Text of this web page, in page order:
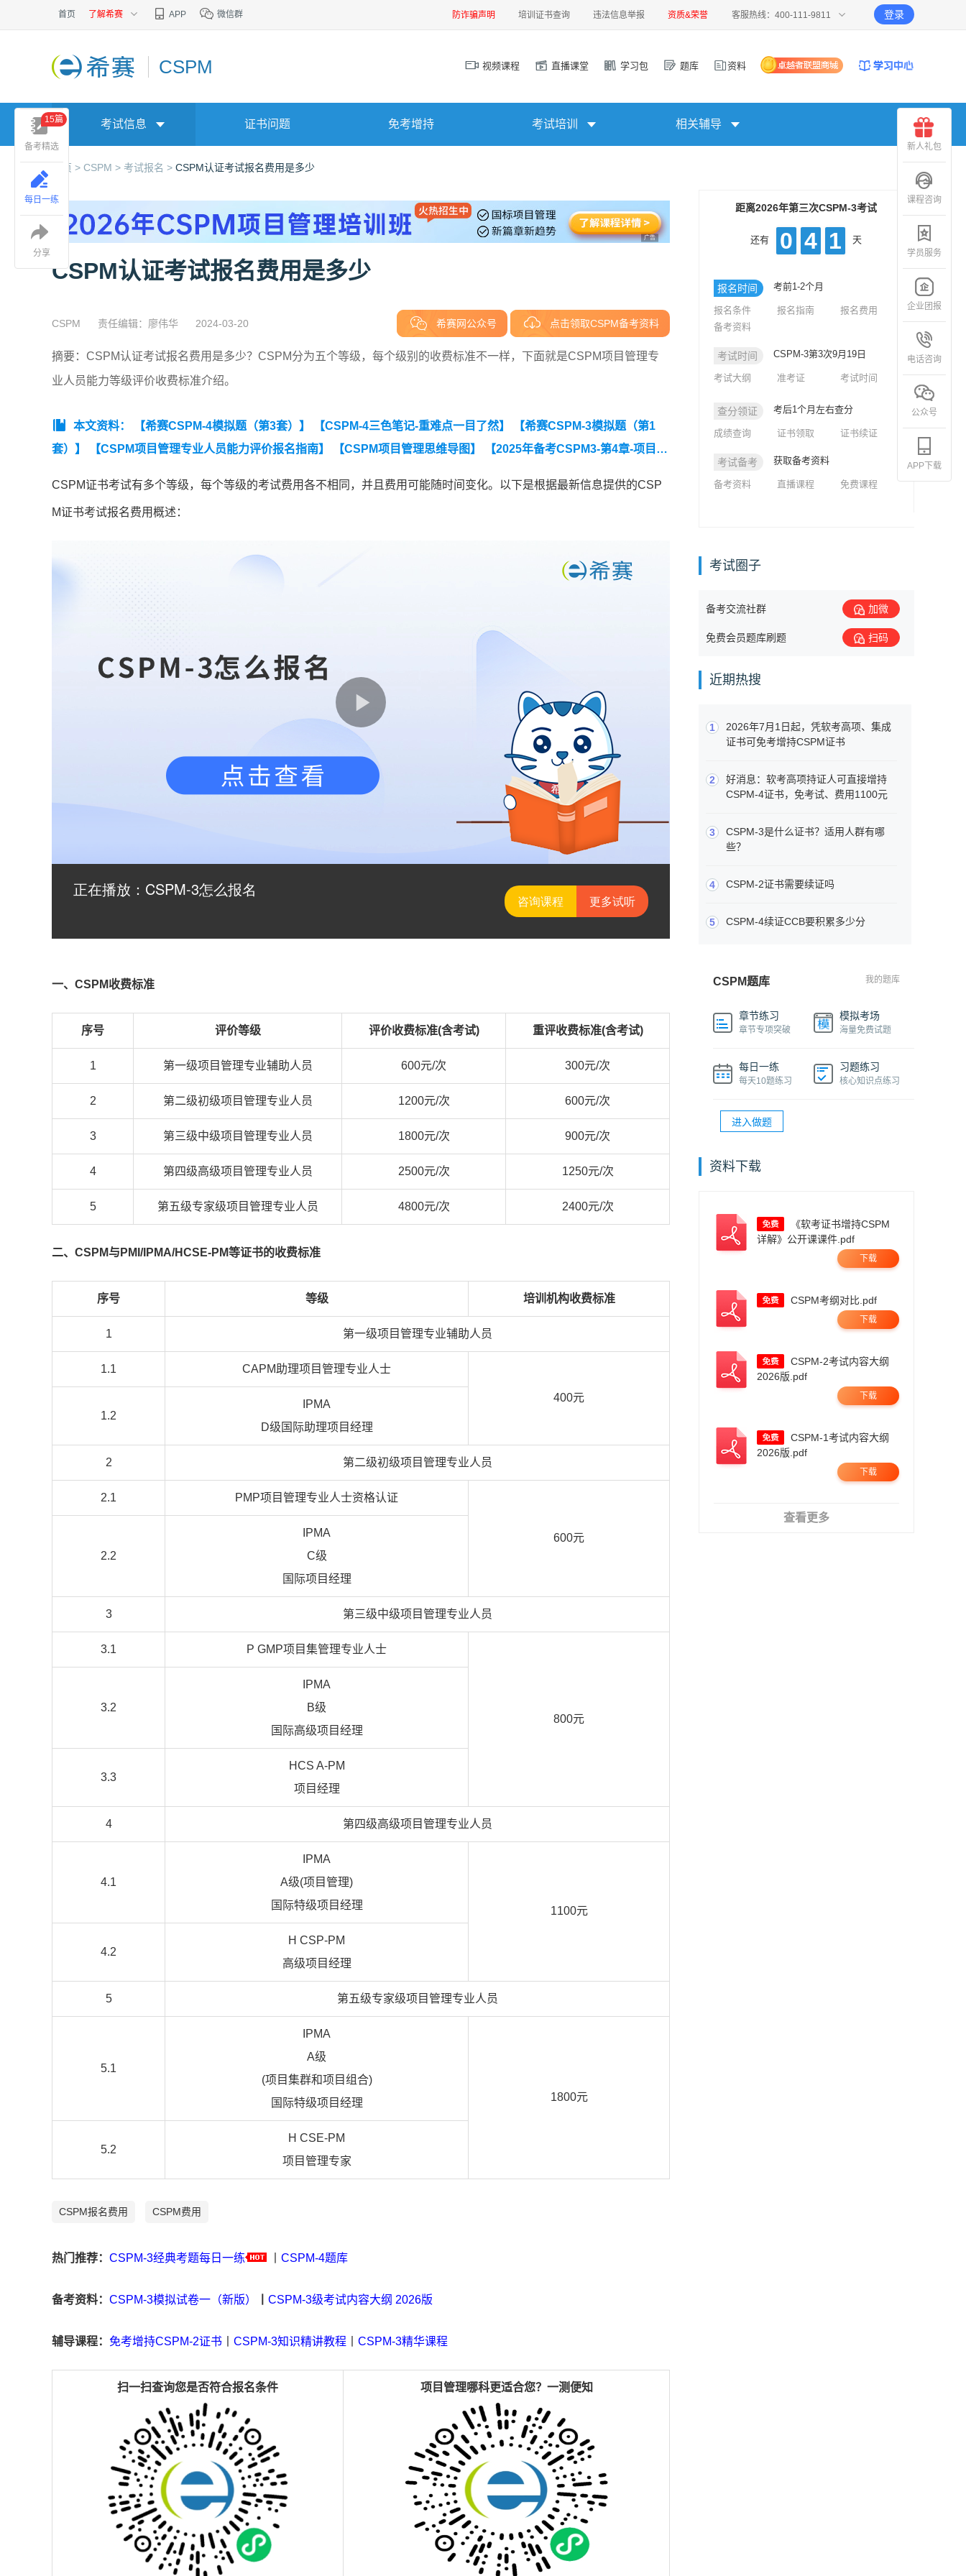
首页 了解希赛 APP 微信群 防诈骗声明 培训证书查询 违法信息举报 资质&荣誉 客服热线：400-111-9811 登录
CSPM 视频课程 直播课堂 学习包 题库 资料
考试信息 证书问题 免考增持 考试培训 相关辅导
首页 > CSPM > 考试报名 > CSPM认证考试报名费用是多少
广告
CSPM认证考试报名费用是多少
CSPM 责任编辑：廖伟华 2024-03-20 希赛网公众号 点击领取CSPM备考资料
摘要：CSPM认证考试报名费用是多少？CSPM分为五个等级，每个级别的收费标准不一样，下面就是CSPM项目管理专
业人员能力等级评价收费标准介绍。
本文资料： 【希赛CSPM-4模拟题（第3套）】 【CSPM-4三色笔记-重难点一目了然】
【希赛CSPM-3模拟题（第1
套）】
【CSPM项目管理专业人员能力评价报名指南】 【CSPM项目管理思维导图】
【2025年备考CSPM3-第4章-项目论
CSPM证书考试有多个等级，每个等级的考试费用各不相同，并且费用可能随时间变化。以下是根据最新信息提供的CSP
M证书考试报名费用概述：
一、CSPM收费标准
序号 评价等级 评价收费标准(含考试) 重评收费标准(含考试)
1 第一级项目管理专业辅助人员 600元/次 300元/次
2 第二级初级项目管理专业人员 1200元/次 600元/次
3 第三级中级项目管理专业人员 1800元/次 900元/次
4 第四级高级项目管理专业人员 2500元/次 1250元/次
5 第五级专家级项目管理专业人员 4800元/次 2400元/次
二、CSPM与PMI/IPMA/HCSE-PM等证书的收费标准
序号 等级 培训机构收费标准
1 第一级项目管理专业辅助人员
1.1 CAPM助理项目管理专业人士
400元
1.2
IPMA
D级国际助理项目经理
2 第二级初级项目管理专业人员
2.1 PMP项目管理专业人士资格认证
600元
2.2
IPMA
C级
国际项目经理
3 第三级中级项目管理专业人员
3.1 P GMP项目集管理专业人士
800元
3.2
IPMA
B级
国际高级项目经理
3.3
HCS A-PM
项目经理
4 第四级高级项目管理专业人员
4.1
IPMA
A级(项目管理)
国际特级项目经理
1100元
4.2
H CSP-PM
高级项目经理
5 第五级专家级项目管理专业人员
5.1
IPMA
A级
(项目集群和项目组合)
国际特级项目经理
1800元
5.2
H CSE-PM
项目管理专家
CSPM报名费用 CSPM费用
热门推荐： CSPM-3经典考题每日一练 CSPM-4题库
备考资料： CSPM-3模拟试卷一（新版） CSPM-3级考试内容大纲 2026版
辅导课程： 免考增持CSPM-2证书 CSPM-3知识精讲教程 CSPM-3精华课程
扫一扫查询您是否符合报名条件 项目管理哪科更适合您？一测便知
距离2026年第三次CSPM-3考试
还有 0 4 1 天
报名时间 考前1-2个月
报名条件 报名指南
报名费用
备考资料
考试时间 CSPM-3第3次9月19日
考试大纲 准考证 考试时间
查分领证 考后1个月左右查分
成绩查询 证书领取 证书续证
考试备考 获取备考资料
备考资料 直播课程 免费课程
考试圈子
备考交流社群 加微
免费会员题库刷题 扫码
近期热搜
1
2026年7月1日起，凭软考高项、集成
证书可免考增持CSPM证书
2
好消息：软考高项持证人可直接增持
CSPM-4证书，免考试、费用1100元
3
CSPM-3是什么证书？适用人群有哪
些？
4 CSPM-2证书需要续证吗
5 CSPM-4续证CCB要积累多少分
CSPM题库 我的题库
章节练习
章节专项突破
模拟考场
海量免费试题
每日一练
每天10题练习
习题练习
核心知识点练习
进入做题
资料下载
详解》公开课课件.pdf
下载
CSPM考纲对比.pdf
下载
2026版.pdf
下载
2026版.pdf
下载
查看更多
备考精选
15篇
每日一练
分享
新人礼包
课程咨询
学员服务
企业团报
电话咨询
公众号
APP下载